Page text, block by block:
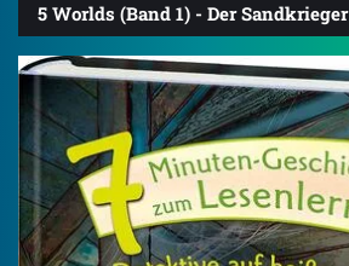
5 Worlds (Band 1) - Der Sandkrieger